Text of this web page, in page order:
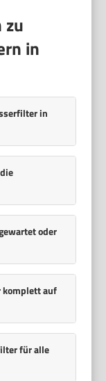
zu
in
in
oder
komplett auf
für alle